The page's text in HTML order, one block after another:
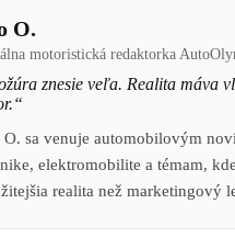
O.
motoristická redaktorka
znesie veľa. Realita máva
O. sa venuje automobilovým
elektromobilite a témam,
realita než marketingový